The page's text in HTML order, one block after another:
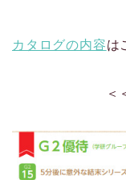
カタログの内容は
＜